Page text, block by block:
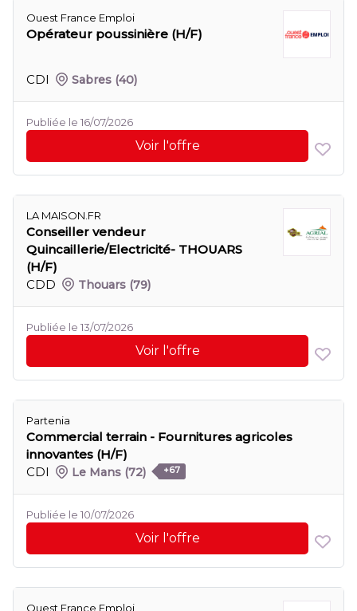
Ouest France Emploi
Opérateur poussinière (H/F)
CDI Sabres (40)
Publiée le 16/07/2026
Voir l'offre
LA MAISON.FR
Conseiller vendeur
Quincaillerie/Electricité- THOUARS
(H/F)
CDD
Thouars (79)
Publiée le 13/07/2026
Voir l'offre
Partenia
Commercial terrain - Fournitures agricoles
innovantes (H/F)
CDI
Le Mans (72) +67
Publiée le 10/07/2026
Voir l'offre
Ouest France Emploi